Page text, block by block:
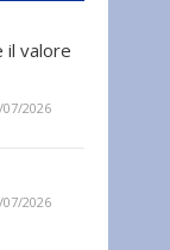
il valore
07/2026
07/2026